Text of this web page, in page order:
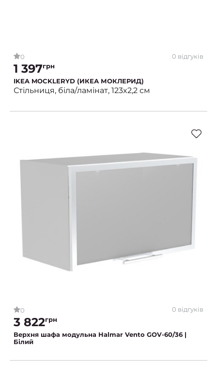
0 0 відгуків
1 397грн
IKEA MOCKLERYD (ИКЕА МОКЛЕРИД)
Стільниця, біла/ламінат, 123x2,2 см
0 0 відгуків
3 822грн
Верхня шафа модульна Halmar Vento GOV-60/36 |
Білий